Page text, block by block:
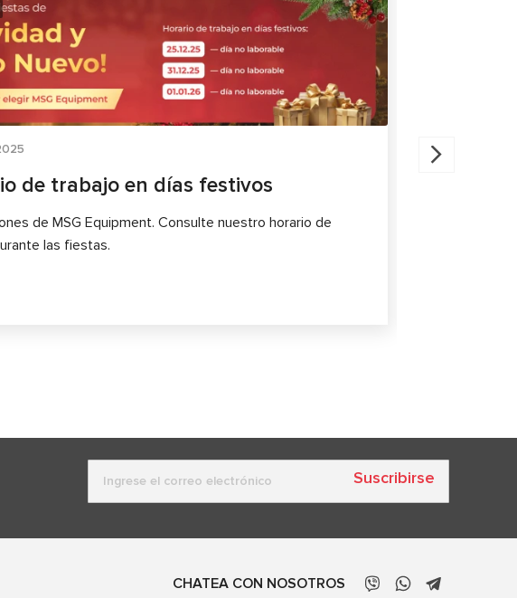
de trabajo en días festivos
de MSG Equipment. Consulte nuestro horario de
las fiestas.
Suscribirse
CHATEA CON NOSOTROS